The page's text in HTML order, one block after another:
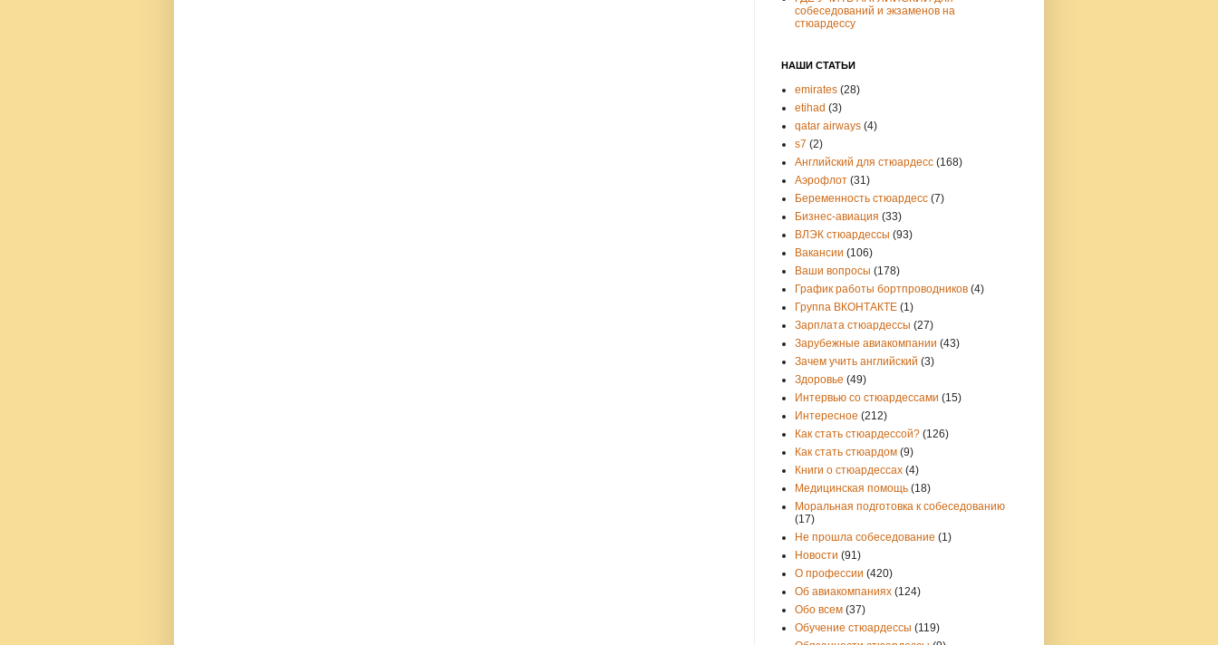
собеседований и экзаменов на
стюардессу
НАШИ СТАТЬИ
emirates (28)
etihad (3)
qatar airways (4)
s7 (2)
Английский для стюардесс (168)
Аэрофлот (31)
Беременность стюардесс (7)
Бизнес-авиация (33)
ВЛЭК стюардессы (93)
Вакансии (106)
Ваши вопросы (178)
График работы бортпроводников (4)
Группа ВКОНТАКТЕ (1)
Зарплата стюардессы (27)
Зарубежные авиакомпании (43)
Зачем учить английский (3)
Здоровье (49)
Интервью со стюардессами (15)
Интересное (212)
Как стать стюардессой? (126)
Как стать стюардом (9)
Книги о стюардессах (4)
Медицинская помощь (18)
Моральная подготовка к собеседованию
(17)
Не прошла собеседование (1)
Новости (91)
О профессии (420)
Об авиакомпаниях (124)
Обо всем (37)
Обучение стюардессы (119)